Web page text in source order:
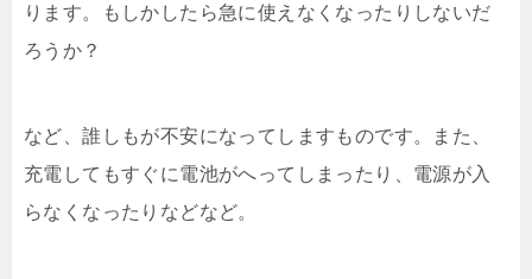
ります。もしかしたら急に使えなくなったりしないだ
ろうか？
など、誰しもが不安になってしますものです。また、
充電してもすぐに電池がへってしまったり、電源が入
らなくなったりなどなど。